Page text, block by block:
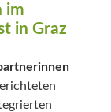
im
in Graz